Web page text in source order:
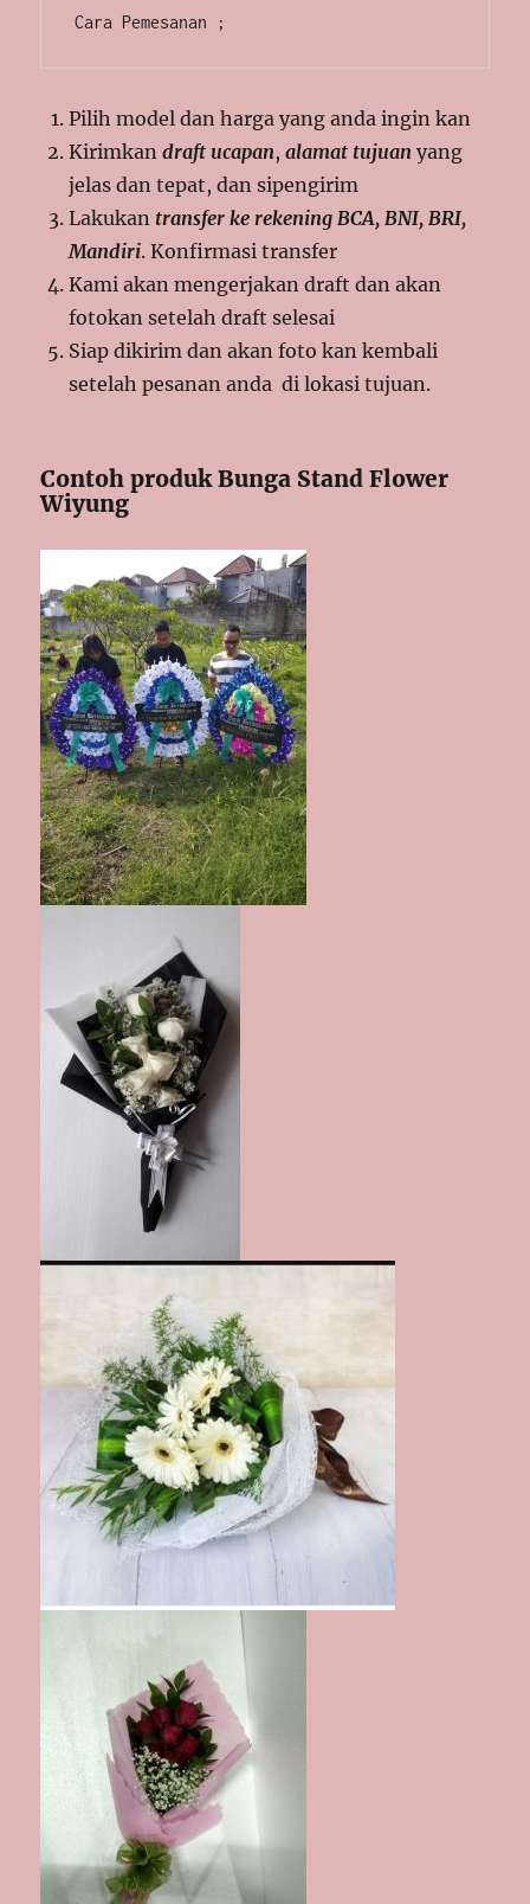
Cara Pemesanan ;
Pilih model dan harga yang anda ingin kan
Kirimkandraft ucapan,alamat tujuan yang
jelas dan tepat, dan sipengirim
Lakukan transfer ke rekening BCA, BNI, BRI,
Mandiri. Konfirmasi transfer
Kami akan mengerjakan draft dan akan
fotokan setelah draft selesai
Siap dikirim dan akan foto kan kembali
setelah pesanan anda di lokasi tujuan.
Contoh produk Bunga Stand Flower
Wiyung